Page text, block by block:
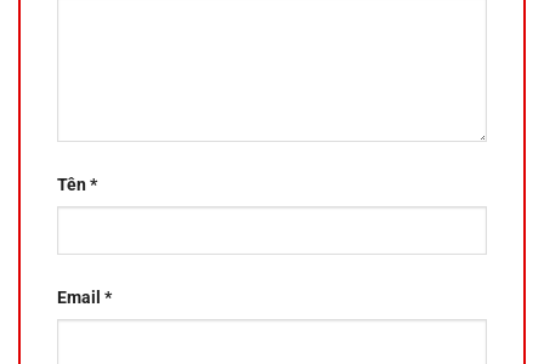
Tên*
Email *